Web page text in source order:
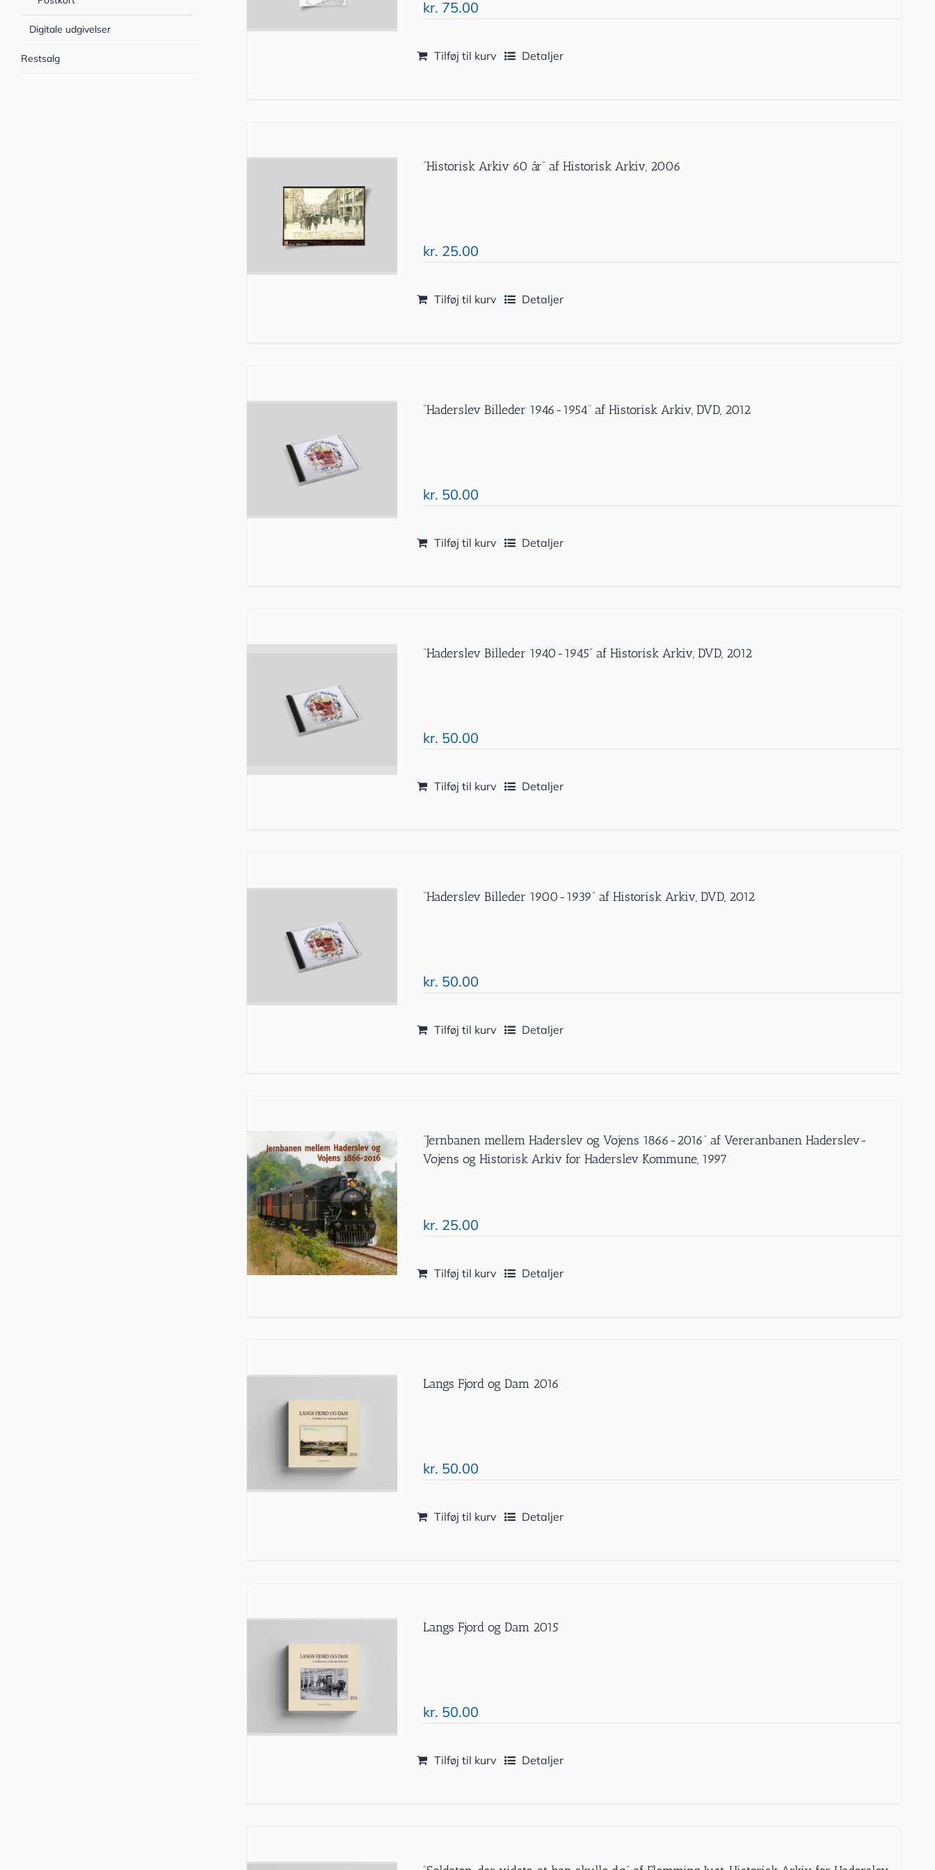
kr. 75.00
Tilføj til kurv Detaljer
”Historisk Arkiv 60 år” af Historisk Arkiv, 2006
kr. 25.00
Tilføj til kurv Detaljer
”Haderslev Billeder 1946-1954” af Historisk Arkiv, DVD, 2012
kr. 50.00
Tilføj til kurv Detaljer
”Haderslev Billeder 1940-1945” af Historisk Arkiv, DVD, 2012
kr. 50.00
Tilføj til kurv Detaljer
”Haderslev Billeder 1900-1939” af Historisk Arkiv, DVD, 2012
kr. 50.00
Tilføj til kurv Detaljer
”Jernbanen mellem Haderslev og Vojens 1866-2016” af Vereranbanen Haderslev-
Vojens og Historisk Arkiv for Haderslev Kommune, 1997
kr. 25.00
Tilføj til kurv Detaljer
Langs Fjord og Dam 2016
kr. 50.00
Tilføj til kurv Detaljer
Langs Fjord og Dam 2015
kr. 50.00
Tilføj til kurv Detaljer
Digitale udgivelser
Restsalg